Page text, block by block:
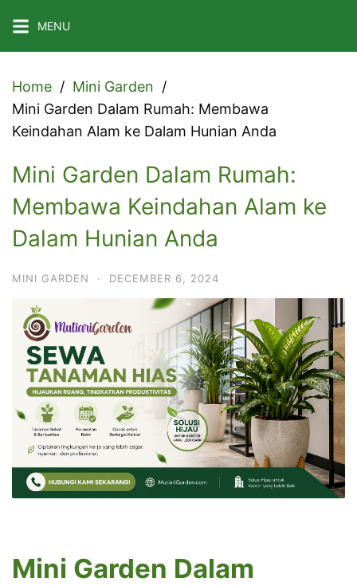
to
MENU
Home
Mini Garden
Mini Garden Dalam Rumah: Membawa
Keindahan Alam ke Dalam Hunian Anda
Mini Garden Dalam Rumah:
Membawa Keindahan Alam ke
Dalam Hunian Anda
MINI GARDEN · DECEMBER 6, 2024
Mini Garden Dalam